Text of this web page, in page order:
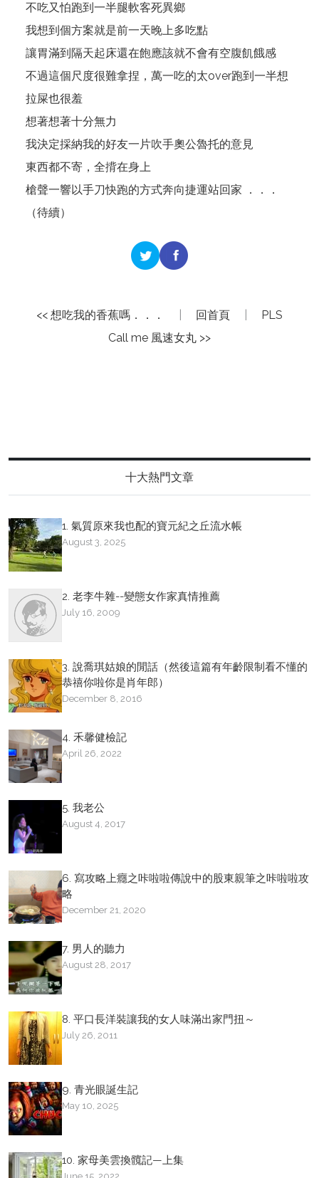
不吃又怕跑到一半腿軟客死異鄉
我想到個方案就是前一天晚上多吃點
讓胃滿到隔天起床還在飽應該就不會有空腹飢餓感
不過這個尺度很難拿捏，萬一吃的太over跑到一半想
拉屎也很羞
想著想著十分無力
我決定採納我的好友一片吹手奧公魯托的意見
東西都不寄，全揹在身上
槍聲一響以手刀快跑的方式奔向捷運站回家 ．．．
（待續）
<< 想吃我的香蕉嗎．．． 回首頁
PLS
Call me 風速女丸 >>
十大熱門文章
1. 氣質原來我也配的寶元紀之丘流水帳
August 3, 2025
2. 老李牛雜--變態女作家真情推薦
July 16, 2009
3. 說喬琪姑娘的閒話（然後這篇有年齡限制看不懂的
恭禧你啦你是肖年郎）
December 8, 2016
4. 禾馨健檢記
April 26, 2022
5. 我老公
August 4, 2017
6. 寫攻略上癮之咔啦啦傳說中的股東親筆之咔啦啦攻
略
December 21, 2020
7. 男人的聽力
August 28, 2017
8. 平口長洋裝讓我的女人味滿出家門扭～
July 26, 2011
9. 青光眼誕生記
May 10, 2025
10. 家母美雲換髖記—上集